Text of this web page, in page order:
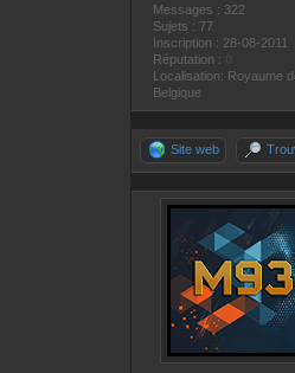
Messages : 322
Sujets : 77
Inscription : 28-08-2011
Réputation :
Localisation: Royaume
Belgique
Site web